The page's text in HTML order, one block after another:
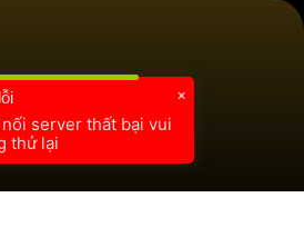
×
nối server thất bại vui
thử lại